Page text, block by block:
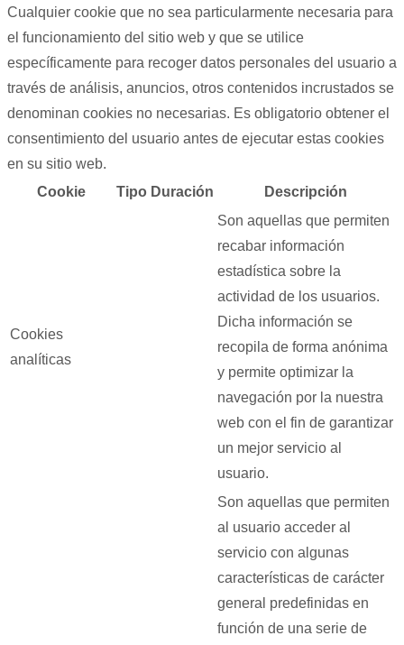
Cualquier cookie que no sea particularmente necesaria para
el funcionamiento del sitio web y que se utilice
específicamente para recoger datos personales del usuario a
través de análisis, anuncios, otros contenidos incrustados se
denominan cookies no necesarias. Es obligatorio obtener el
consentimiento del usuario antes de ejecutar estas cookies
en su sitio web.
Cookie
Tipo Duración Descripción
Cookies
analíticas
Son aquellas que permiten
recabar información
estadística sobre la
actividad de los usuarios.
Dicha información se
recopila de forma anónima
y permite optimizar la
navegación por la nuestra
web con el fin de garantizar
un mejor servicio al
usuario.
Son aquellas que permiten
al usuario acceder al
servicio con algunas
características de carácter
general predefinidas en
función de una serie de